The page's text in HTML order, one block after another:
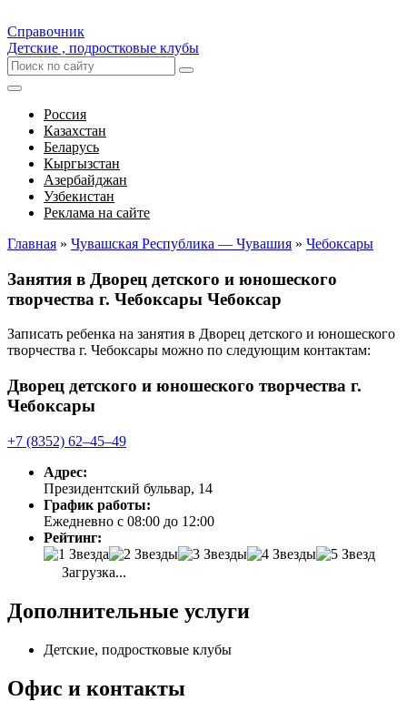
Справочник
Детские , подростковые клубы
Россия
Казахстан
Беларусь
Кыргызстан
Азербайджан
Узбекистан
Реклама на сайте
Главная » Чувашская Республика — Чувашия » Чебоксары
Занятия в Дворец детского и юношеского
творчества г. Чебоксары Чебоксар
Записать ребенка на занятия в Дворец детского и юношеского
творчества г. Чебоксары можно по следующим контактам:
Дворец детского и юношеского творчества г.
Чебоксары
+7 (8352) 62‒45‒49
Адрес:
Президентский бульвар, 14
График работы:
Ежедневно с 08:00 до 12:00
Рейтинг:
Загрузка...
Дополнительные услуги
Детские, подростковые клубы
Офис и контакты